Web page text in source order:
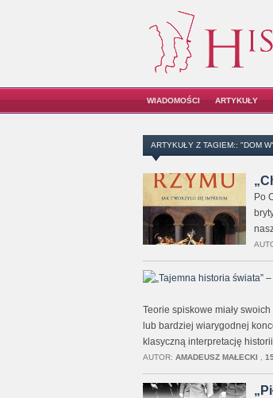
WIADOMOŚCI ARTYKUŁY
ARTYKUŁY Z TAGIEM:: "DOM
Po
Teorie spiskowe miały
lub bardziej wiarygodnej
klasyczną interpretację
AUTOR: AMADEUSZ MAŁECKI